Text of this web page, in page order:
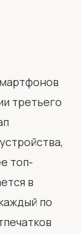
третьего
топ-
в
по